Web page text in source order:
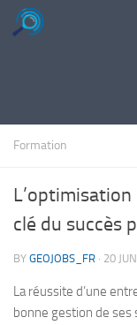
Skip to content
Formation
clé du succès
BY GEOJOBS_FR · 20
La réussite d’une
bonne gestion de ses